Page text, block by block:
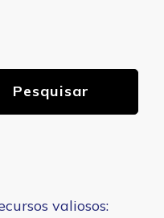
Pesquisar
valiosos: